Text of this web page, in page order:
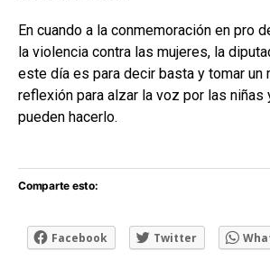
En cuando a la conmemoración en pro
la violencia contra las mujeres, la
este día es para decir basta y tomar un
reflexión para alzar la voz por las niñas
pueden hacerlo.
Comparte esto:
Facebook Twitter